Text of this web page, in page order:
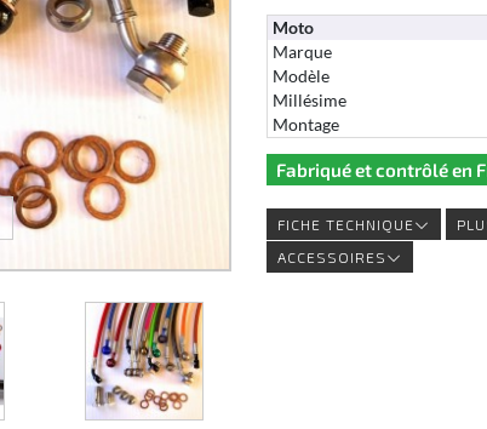
Moto
Marque
Modèle
Millésime
Montage
Fabriqué et contrôlé en
FICHE TECHNIQUE
ACCESSOIRES